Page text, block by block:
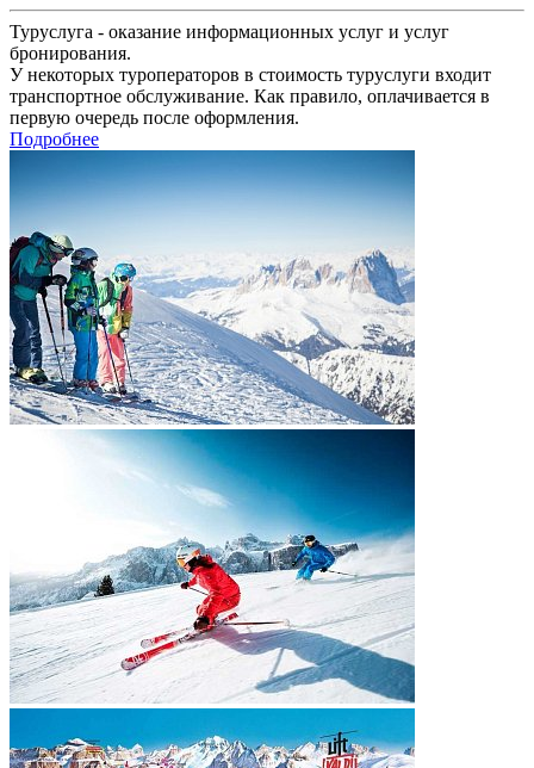
Туруслуга - оказание информационных услуг и услуг
бронирования.
У некоторых туроператоров в стоимость туруслуги входит
транспортное обслуживание. Как правило, оплачивается в
первую очередь после оформления.
Подробнее